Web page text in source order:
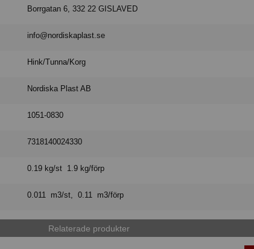
Borrgatan 6, 332 22 GISLAVED
info@nordiskaplast.se
Hink/Tunna/Korg
Nordiska Plast AB
1051-0830
7318140024330
0.19 kg/st 1.9 kg/förp
0.011 m3/st, 0.11 m3/förp
Relaterade produkter